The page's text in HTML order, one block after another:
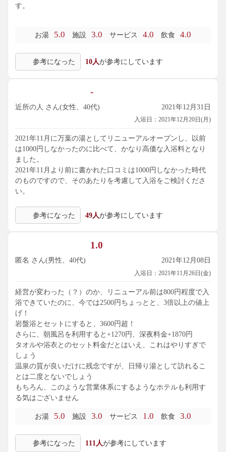
す。
お湯 5.0 施設 3.0 サービス 4.0 飲食 4.0
参考になった 10人が参考にしています
-
近所の人 さん(女性、40代) 2021年12月31日
入浴日：2021年12月20日(月)
2021年11月に万葉の湯としてリニューアルオープンし、以前
は1000円しなかったのに比べて、かなり高価な入浴料となり
ました。
2021年11月より前に書かれた口コミは1000円しなかった時代
のものですので、そのあたりを考慮して入浴をご検討くださ
い。
参考になった 49人が参考にしています
1.0
匿名 さん(男性、40代) 2021年12月08日
入浴日：2021年11月26日(金)
経営が変わった（？）のか、リニューアル前は800円程度で入
浴できていたのに、今では2500円ちょっとと、3倍以上の値上
げ！
岩盤浴とセットにすると、3600円超！
さらに、朝風呂を利用すると+1270円、深夜料金+1870円
タオルや浴衣とのセット料金だとはいえ、これはやりすぎで
しょう
温泉の質が良いだけに残念ですが、日帰り湯として訪れるこ
とは二度とないでしょう
もちろん、このような営業体系にするようなホテルも利用す
る気はございません
お湯 5.0 施設 3.0 サービス 1.0 飲食 3.0
参考になった 111人が参考にしています